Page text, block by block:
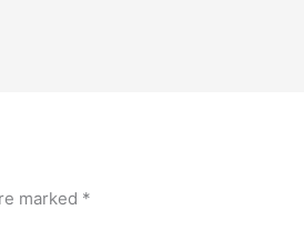
marked *